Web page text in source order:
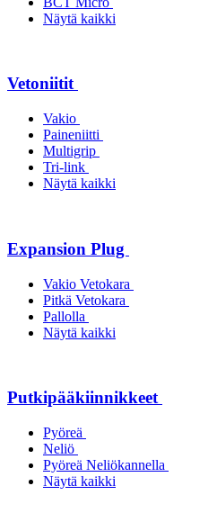
Näytä kaikki
Vetoniitit
Vakio
Paineniitti
Multigrip
Tri-link
Näytä kaikki
Expansion Plug
Vakio Vetokara
Pitkä Vetokara
Pallolla
Näytä kaikki
Putkipääkiinnikkeet
Pyöreä
Neliö
Pyöreä Neliökannella
Näytä kaikki